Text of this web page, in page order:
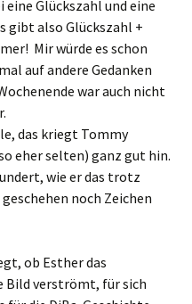
Glückszahl und eine
gibt also Glückszahl +
Mir würde es schon
auf andere Gedanken
war auch nicht
das kriegt Tommy
eher selten) ganz gut hin.
wie er das trotz
noch Zeichen
ob Esther das
Bild verströmt, für sich